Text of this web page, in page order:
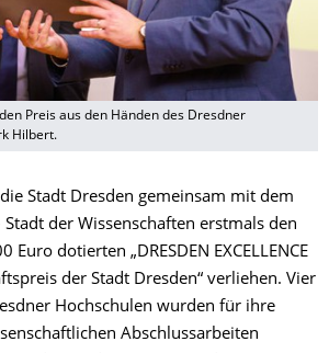
Preis aus den Händen des Dresdner
Hilbert.
Stadt Dresden gemeinsam mit dem
der Wissenschaften erstmals den
Euro dotierten „DRESDEN EXCELLENCE
der Stadt Dresden“ verliehen. Vier
Hochschulen wurden für ihre
Abschlussarbeiten